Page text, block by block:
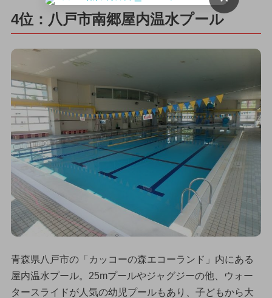
4位：八戸市南郷屋内温水プール
青森県八戸市の「カッコーの森エコーランド」内にある
屋内温水プール。25mプールやジャグジーの他、ウォー
タースライドが人気の幼児プールもあり、子どもから大